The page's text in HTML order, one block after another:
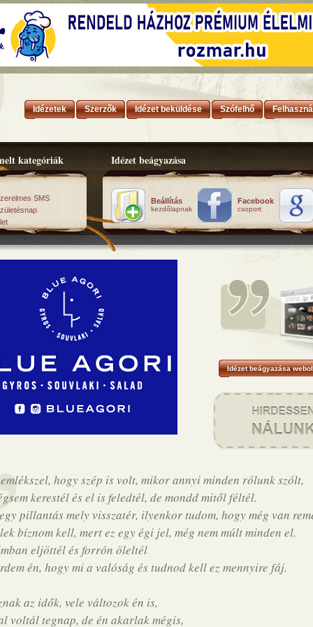
Idézetek Szerzők Idézet beküldése Szófelhő
kategóriák
SMS
Idézet beágyazása
Beállítás
kezdőlapnak
Facebook
csoport
Idézet beágyazása
hogy szép is volt, mikor annyi minden rólunk szólt,
kerestél és el is feledtél, de mondd mitől féltél.
pillantás mely visszatér, ilyenkor tudom, hogy még van
bíznom kell, mert ez egy égi jel, még nem múlt minden el.
eljöttél és forrón öleltél
én, hogy mi a valóság és tudnod kell ez mennyire fáj.
az idők, vele változok én is,
voltál tegnap, de én akarlak mégis,